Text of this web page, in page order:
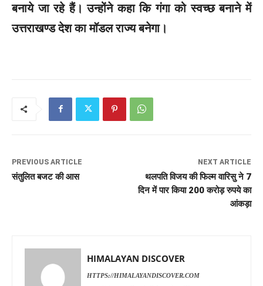
बनाये जा रहे हैं। उन्होंने कहा कि गंगा को स्वच्छ बनाने में
उत्तराखण्ड देश का मॉडल राज्य बनेगा।
PREVIOUS ARTICLE
संतुलित बजट की आस
NEXT ARTICLE
थलपति विजय की फिल्म वारिसु ने 7
दिन में पार किया 200 करोड़ रुपये का
आंकड़ा
HIMALAYAN DISCOVER
HTTPS://HIMALAYANDISCOVER.COM